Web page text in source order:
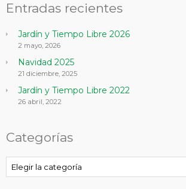
Entradas recientes
Jardín y Tiempo Libre 2026
2 mayo, 2026
Navidad 2025
21 diciembre, 2025
Jardín y Tiempo Libre 2022
26 abril, 2022
Categorías
Categorías